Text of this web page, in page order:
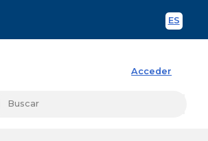
ES
Acceder
Buscar